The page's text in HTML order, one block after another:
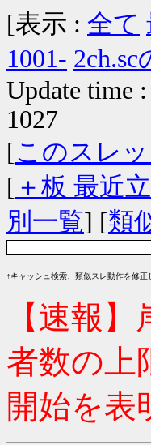
[表示 : 全て
1001- 2ch.sc
Update time
1027
[このスレ
[ ＋板 最近
別一覧] [類
↑キャッシュ検索、類似スレ動作を修
【速報
者数の
開始を